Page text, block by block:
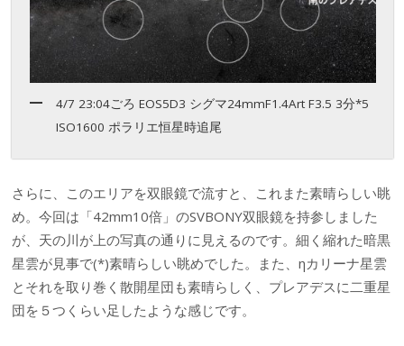
4/7 23:04ごろ EOS5D3 シグマ24mmF1.4Art F3.5 3分*5
ISO1600 ポラリエ恒星時追尾
さらに、このエリアを双眼鏡で流すと、これまた素晴らしい眺
め。今回は「42mm10倍」のSVBONY双眼鏡を持参しました
が、天の川が上の写真の通りに見えるのです。細く縮れた暗黒
星雲が見事で(*)素晴らしい眺めでした。また、ηカリーナ星雲
とそれを取り巻く散開星団も素晴らしく、プレアデスに二重星
団を５つくらい足したような感じです。